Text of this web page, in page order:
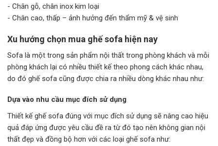
- Chân gỗ, chân inox kim loại
- Chân cao, thấp – ảnh hưởng đến thẩm mỹ & vệ sinh
Xu hướng chọn mua ghế sofa hiện nay
Sofa là một trong sản phẩm nội thất trong phòng khách và mỗi
phòng khách lại có nhiều thiết kế theo phong cách khác nhau,
do đó ghế sofa cũng được chia ra nhiều dòng khác nhau như:
Dựa vào nhu cầu mục đích sử dụng
Thiết kế ghế sofa đúng với mục đích sử dụng sẽ nâng cao hiệu
quả đáp ứng được yêu cầu đề ra từ đó tạo nên không gian nội
thất đẹp và đồng bộ hơn với các loại ghế sofa như: